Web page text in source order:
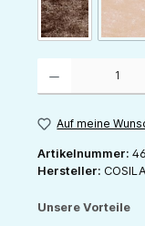
schoko-
Auf meine
Artikelnummer:
Hersteller:
Unsere Vorteile